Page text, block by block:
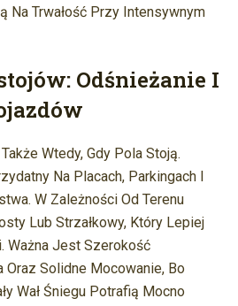
Na Trwałość Przy Intensywnym
Odśnieżanie I
Wtedy, Gdy Pola Stoją.
Na Placach, Parkingach I
W Zależności Od Terenu
Lub Strzałkowy, Który Lepiej
Ważna Jest Szerokość
Oraz Solidne Mocowanie, Bo
Wał Śniegu Potrafią Mocno